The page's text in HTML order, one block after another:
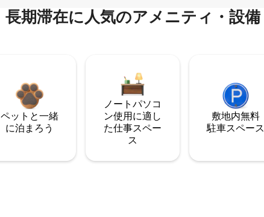
長期滞在に人気のアメニティ・設備
ペットと一緒
に泊まろう
ノートパソコ
ン使用に適し
た仕事スペー
ス
敷地内無料
駐⁠車ス⁠ペ⁠ー⁠ス